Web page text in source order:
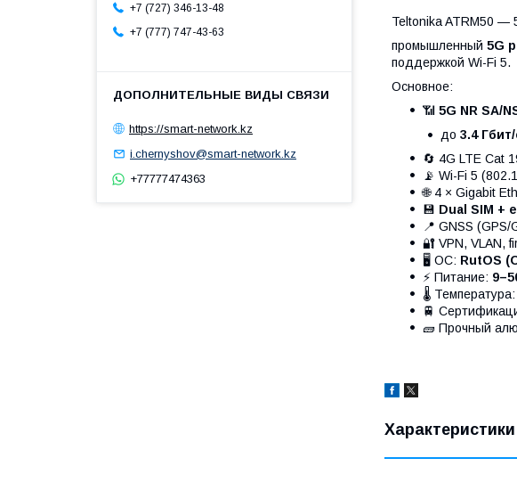
Teltonika ATRM50 —
промышленный 5G
поддержкой Wi-Fi 5.
Основное:
📶 5G NR SA/
до 3.4
🔄 4G LTE Cat
📡 Wi-Fi 5
🌐 4 × Gigabit
💾 Dual SIM +
📍 GNSS (GPS/
🔐 VPN, VLAN,
🖥 ОС: RutOS
⚡ Питание:
🌡 Температура:
🚆
🧱 Прочный
Характеристики
+7 (727) 346-13-48
+7 (777) 747-43-63
https://smart-network.kz
i.chernyshov@smart-network.kz
+77777474363